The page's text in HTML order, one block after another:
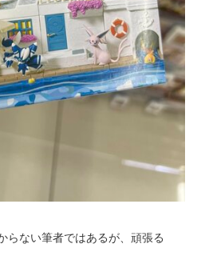
らない筆者ではあるが、頑張る